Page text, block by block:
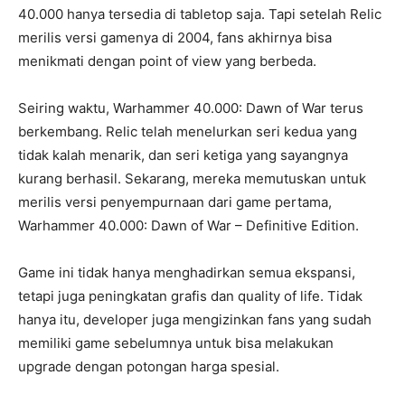
40.000 hanya tersedia di tabletop saja. Tapi setelah Relic
merilis versi gamenya di 2004, fans akhirnya bisa
menikmati dengan point of view yang berbeda.
Seiring waktu, Warhammer 40.000: Dawn of War terus
berkembang. Relic telah menelurkan seri kedua yang
tidak kalah menarik, dan seri ketiga yang sayangnya
kurang berhasil. Sekarang, mereka memutuskan untuk
merilis versi penyempurnaan dari game pertama,
Warhammer 40.000: Dawn of War – Definitive Edition.
Game ini tidak hanya menghadirkan semua ekspansi,
tetapi juga peningkatan grafis dan quality of life. Tidak
hanya itu, developer juga mengizinkan fans yang sudah
memiliki game sebelumnya untuk bisa melakukan
upgrade dengan potongan harga spesial.